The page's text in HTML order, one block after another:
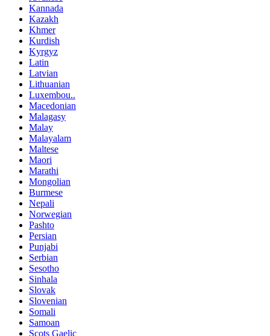
Kannada
Kazakh
Khmer
Kurdish
Kyrgyz
Latin
Latvian
Lithuanian
Luxembou..
Macedonian
Malagasy
Malay
Malayalam
Maltese
Maori
Marathi
Mongolian
Burmese
Nepali
Norwegian
Pashto
Persian
Punjabi
Serbian
Sesotho
Sinhala
Slovak
Slovenian
Somali
Samoan
Scots Gaelic